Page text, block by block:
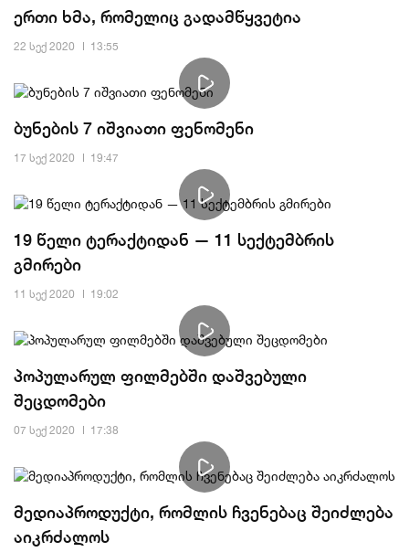
ერთი ხმა, რომელიც გადამწყვეტია
22 სექ 2020 13:55
ბუნების 7 იშვიათი ფენომენი
17 სექ 2020 19:47
19 წელი ტერაქტიდან — 11 სექტემბრის
გმირები
11 სექ 2020 19:02
პოპულარულ ფილმებში დაშვებული
შეცდომები
07 სექ 2020 17:38
მედიაპროდუქტი, რომლის ჩვენებაც შეიძლება
აიკრძალოს